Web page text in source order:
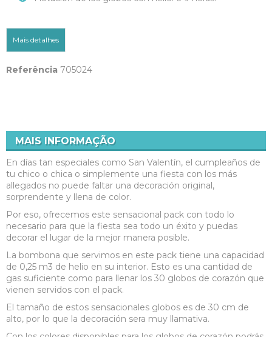
Mais detalhes
Referência 705024
MAIS INFORMAÇÃO
En días tan especiales como San Valentín, el cumpleaños de
tu chico o chica o simplemente una fiesta con los más
allegados no puede faltar una decoración original,
sorprendente y llena de color.
Por eso, ofrecemos este sensacional pack con todo lo
necesario para que la fiesta sea todo un éxito y puedas
decorar el lugar de la mejor manera posible.
La bombona que servimos en este pack tiene una capacidad
de 0,25 m3 de helio en su interior. Esto es una cantidad de
gas suficiente como para llenar los 30 globos de corazón que
vienen servidos con el pack.
El tamaño de estos sensacionales globos es de 30 cm de
alto, por lo que la decoración sera muy llamativa.